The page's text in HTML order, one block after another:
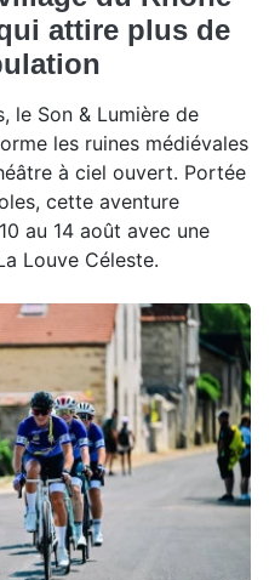
attire plus de
le Son & Lumière de
les ruines médiévales
à ciel ouvert. Portée
cette aventure
au 14 août avec une
Louve Céleste.